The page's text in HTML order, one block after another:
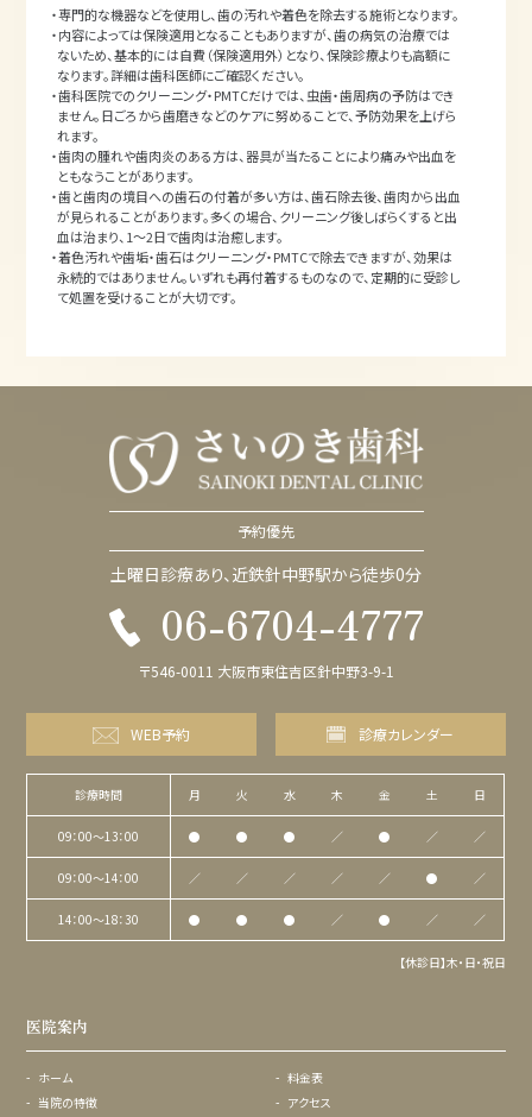
・専門的な機器などを使用し、歯の汚れや着色を除去する施術となります。
・内容によっては保険適用となることもありますが、歯の病気の治療では
ないため、基本的には自費（保険適用外）となり、保険診療よりも高額に
なります。詳細は歯科医師にご確認ください。
・歯科医院でのクリーニング・PMTCだけでは、虫歯・歯周病の予防はでき
ません。日ごろから歯磨きなどのケアに努めることで、予防効果を上げら
れます。
・歯肉の腫れや歯肉炎のある方は、器具が当たることにより痛みや出血を
ともなうことがあります。
・歯と歯肉の境目への歯石の付着が多い方は、歯石除去後、歯肉から出血
が見られることがあります。多くの場合、クリーニング後しばらくすると出
血は治まり、1～2日で歯肉は治癒します。
・着色汚れや歯垢・歯石はクリーニング・PMTCで除去できますが、効果は
永続的ではありません。いずれも再付着するものなので、定期的に受診し
て処置を受けることが大切です。
予約優先
土曜日診療あり、近鉄針中野駅から徒歩0分
06-6704-4777
〒546-0011 大阪市東住吉区針中野3-9-1
WEB予約 診療カレンダー
診療時間 月 火 水 木 金 土 日
09：00〜13：00 ● ● ● ／ ● ／ ／
09：00〜14：00 ／ ／ ／ ／ ／ ● ／
14：00〜18：30 ● ● ● ／ ● ／ ／
【休診日】木・日・祝日
医院案内
ホーム
料金表
当院の特徴
アクセス